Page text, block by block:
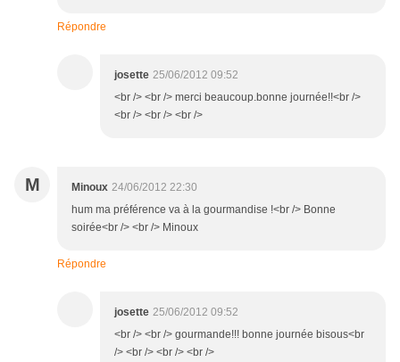
Répondre
josette 25/06/2012 09:52
<br /> <br /> merci beaucoup.bonne journée!!<br />
<br /> <br /> <br />
M Minoux 24/06/2012 22:30
hum ma préférence va à la gourmandise !<br /> Bonne
soirée<br /> <br /> Minoux
Répondre
josette 25/06/2012 09:52
<br /> <br /> gourmande!!! bonne journée bisous<br
/> <br /> <br /> <br />